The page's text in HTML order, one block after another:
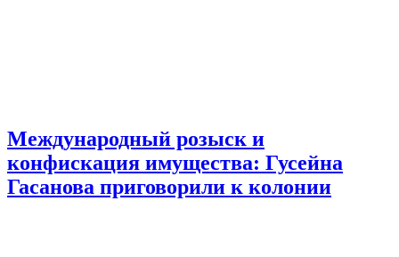
Международный розыск и
конфискация имущества: Гусейна
Гасанова приговорили к колонии